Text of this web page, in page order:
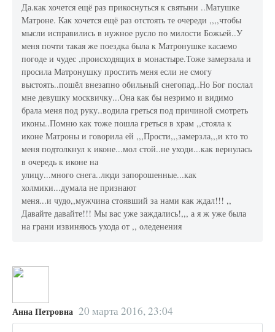
Да.как хочется ещё раз прикоснуться к святыни ..Матушке
Матроне. Как хочется ещё раз отстоять те очереди ,,,,чтобы
мысли исправились в нужное русло по милости Божьей..У
меня почти такая же поездка была к Матронушке касаемо
погоде и чудес ,происходящих в монастыре.Тоже замерзала и
просила Матронушку простить меня если не смогу
выстоять..пошёл внезапно обильный снегопад..Но Бог послал
мне девушку москвичку...Она как бы незримо и видимо
брала меня под руку..водила греться под причиной смотреть
иконы..Помню как тоже пошла греться в храм ,,стояла к
иконе Матроны и говорила ей ,,,Прости,,,замерзла,,,и кто то
меня подтолкнул к иконе...мол стой..не уходи...как вернулась
в очередь к иконе на
улицу...много снега..люди запорошенные...как
холмики...думала не признают
меня...и чудо,,мужчина стоявший за нами как ждал!!! ,,
Давайте давайте!!! Мы вас уже заждались!,,, а я ж уже была
на грани извиняюсь ухода от ,, оледенения
Анна Петровна 20 марта 2016, 23:04